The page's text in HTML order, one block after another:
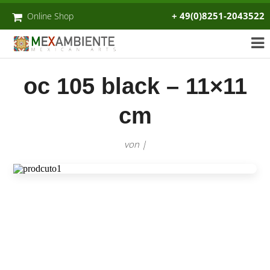
Online Shop + 49(0)8251-2043522
oc 105 black – 11×11
cm
von |